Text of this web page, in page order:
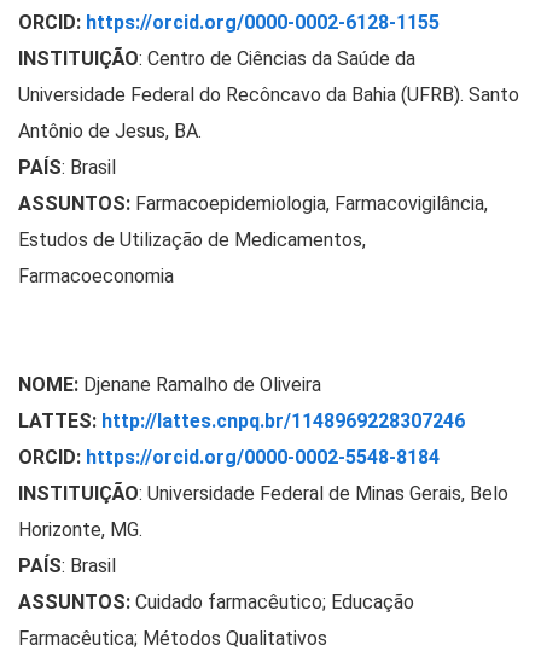
ORCID: https://orcid.org/0000-0002-6128-1155
INSTITUIÇÃO: Centro de Ciências da Saúde da
Universidade Federal do Recôncavo da Bahia (UFRB). Santo
Antônio de Jesus, BA.
PAÍS: Brasil
ASSUNTOS: Farmacoepidemiologia, Farmacovigilância,
Estudos de Utilização de Medicamentos,
Farmacoeconomia
NOME: Djenane Ramalho de Oliveira
LATTES: http://lattes.cnpq.br/1148969228307246
ORCID: https://orcid.org/0000-0002-5548-8184
INSTITUIÇÃO: Universidade Federal de Minas Gerais, Belo
Horizonte, MG.
PAÍS: Brasil
ASSUNTOS: Cuidado farmacêutico; Educação
Farmacêutica; Métodos Qualitativos